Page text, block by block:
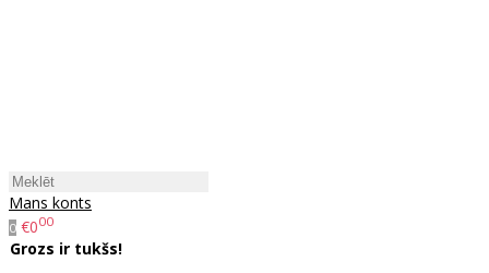
Mans konts
0 €000
Grozs ir tukšs!